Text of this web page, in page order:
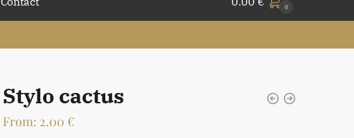
0
Stylo cactus
From: 2.00 €